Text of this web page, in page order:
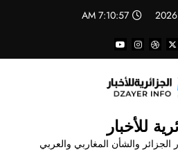
7:10:57 AM
للأخبار
والشأن المغاربي والعربي